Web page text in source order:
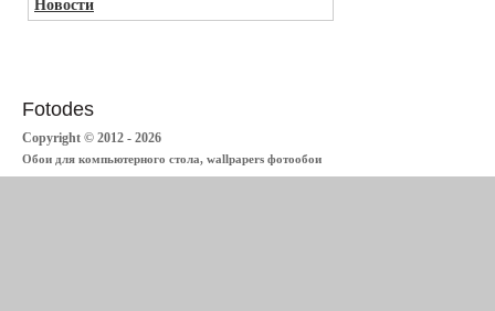
Новости
Fotodes
Copyright © 2012 - 2026
Обои для компьютерного стола, wallpapers фотообои